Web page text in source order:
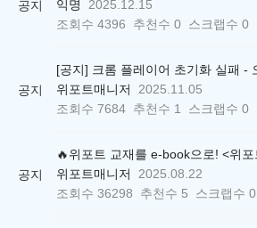
공지
익명
2025.12.15
조회수 4396 추천수 0 스크랩수 0
공지
위포트매니저
2025.11.05
조회수 7684 추천수 1 스크랩수 0
공지
위포트매니저
2025.08.22
조회수 36298 추천수 5 스크랩수 0